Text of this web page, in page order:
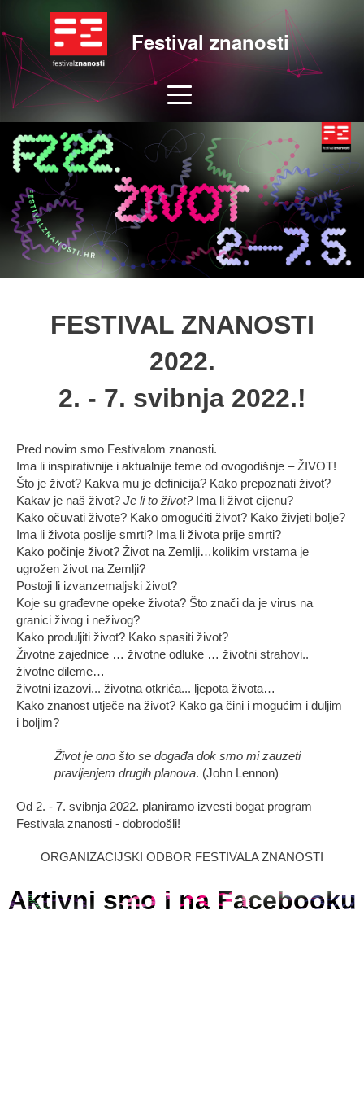
Festival znanosti
FESTIVAL ZNANOSTI
2022.
2. - 7. svibnja 2022.!
Pred novim smo Festivalom znanosti.
Ima li inspirativnije i aktualnije teme od ovogodišnje – ŽIVOT!
Što je život? Kakva mu je definicija? Kako prepoznati život?
Kakav je naš život?Je li to život?Ima li život cijenu?
Kako očuvati živote? Kako omogućiti život? Kako živjeti bolje?
Ima li života poslije smrti? Ima li života prije smrti?
Kako počinje život? Život na Zemlji…kolikim vrstama je
ugrožen život na Zemlji?
Postoji li izvanzemaljski život?
Koje su građevne opeke života? Što znači da je virus na
granici živog i neživog?
Kako produljiti život? Kako spasiti život?
Životne zajednice … životne odluke … životni strahovi..
životne dileme…
životni izazovi... životna otkrića... ljepota života…
Kako znanost utječe na život? Kako ga čini i mogućim i duljim
i boljim?
Život je ono što se događa dok smo mi zauzeti
pravljenjem drugih planova. (John Lennon)
Od 2. - 7. svibnja 2022. planiramo izvesti bogat program
Festivala znanosti - dobrodošli!
ORGANIZACIJSKI ODBOR FESTIVALA ZNANOSTI
Aktivni smo i na Facebooku